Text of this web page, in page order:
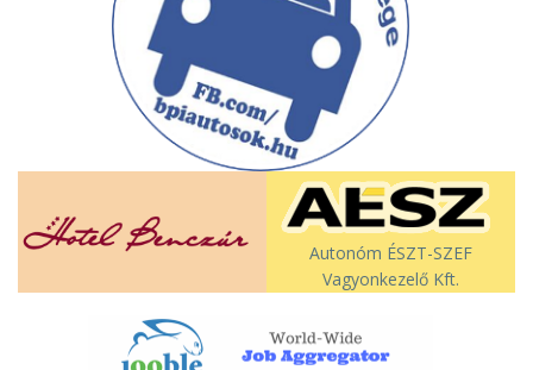
Autonóm ÉSZT-SZEF
Vagyonkezelő Kft.